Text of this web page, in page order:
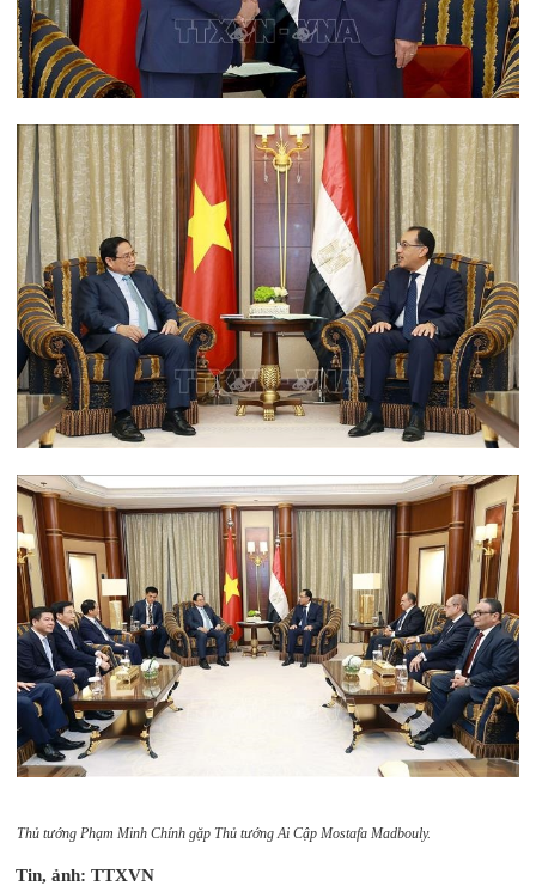
Thủ tướng Phạm Minh Chính gặp Thủ tướng Ai Cập Mostafa Madbouly.
Tin, ảnh: TTXVN